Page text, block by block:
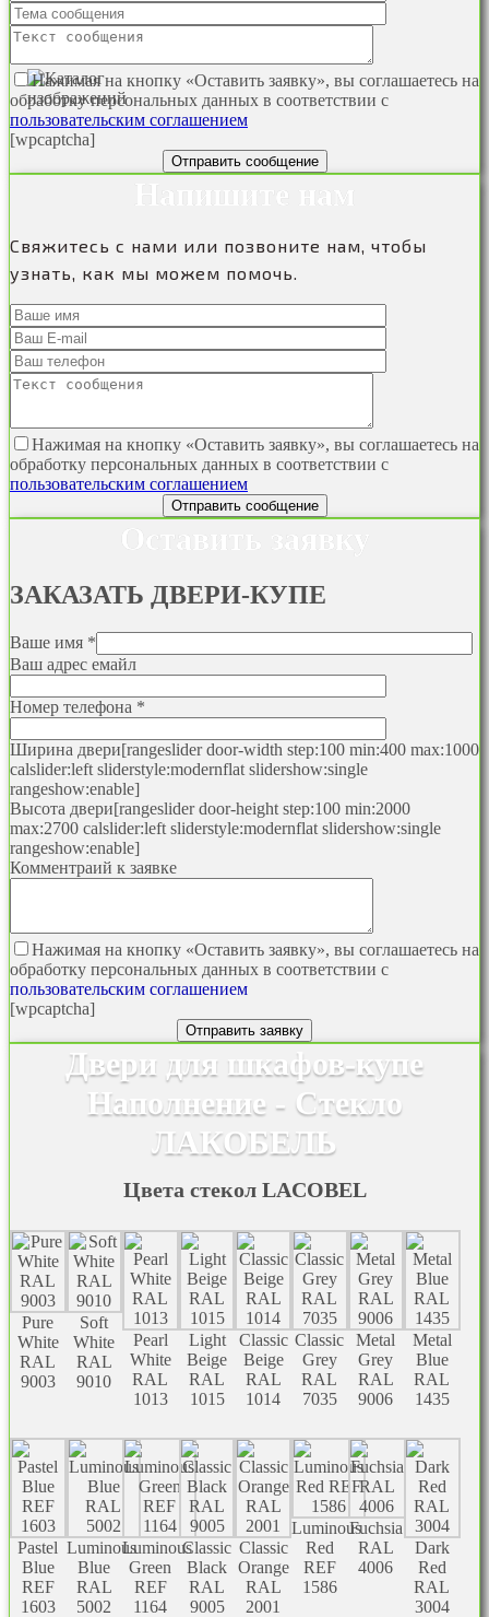
Нажимая на кнопку «Оставить заявку», вы соглашаетесь на
обработку персональных данных в соответствии с
пользовательским соглашением
[wpcaptcha]
Свяжитесь с нами или позвоните нам, чтобы
узнать, как мы можем помочь.
Нажимая на кнопку «Оставить заявку», вы соглашаетесь на
обработку персональных данных в соответствии с
пользовательским соглашением
ЗАКАЗАТЬ ДВЕРИ-КУПЕ
Ваше имя *
Ваш адрес емайл
Номер телефона *
Ширина двери[rangeslider door-width step:100 min:400 max:1000
calslider:left sliderstyle:modernflat slidershow:single
rangeshow:enable]
Высота двери[rangeslider door-height step:100 min:2000
max:2700 calslider:left sliderstyle:modernflat slidershow:single
rangeshow:enable]
Комментраий к заявке
Нажимая на кнопку «Оставить заявку», вы соглашаетесь на
обработку персональных данных в соответствии с
пользовательским соглашением
[wpcaptcha]
Двери для шкафов-купе
Наполнение - Стекло
ЛАКОБЕЛЬ
Цвета стекол LACOBEL
Pure
White
RAL
9003
Soft
White
RAL
9010
Pearl
White
RAL
1013
Light
Beige
RAL
1015
Classic
Beige
RAL
1014
Classic
Grey
RAL
7035
Metal
Grey
RAL
9006
Metal
Blue
RAL
1435
Pastel
Blue
REF
1603
Luminous
Blue
RAL
5002
Luminous
Green
REF
1164
Classic
Black
RAL
9005
Classic
Orange
RAL
2001
Luminous
Red
REF
1586
Fuchsia
RAL
4006
Dark
Red
RAL
3004